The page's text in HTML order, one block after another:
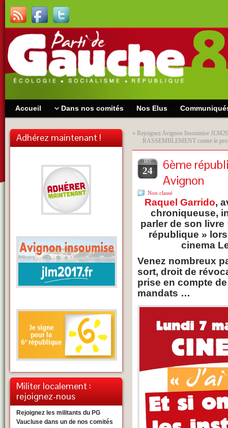
Accueil Dans nos comités Nos Elus
Adhérez maintenant !
Militer localement :
rejoignez-nous
Rejoignez les militants du PG
Vaucluse dans un de nos comités
« Rejoignez Avignon Insoumise
RASSEMBLEMENT contre le
FÉV
24
6ème
Avignon
Non classé
Raquel Garrido,
chroniqueuse,
parler de son livre
république »
cinema
Venez nombreux
sort, droit de
prise en compte
mandats …